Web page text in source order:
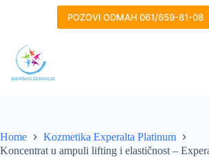
POZOVI ODMAH 061/659-81-08
Home
Kozmetika Experalta Platinum
Koncentrat u ampuli lifting i elastičnost –